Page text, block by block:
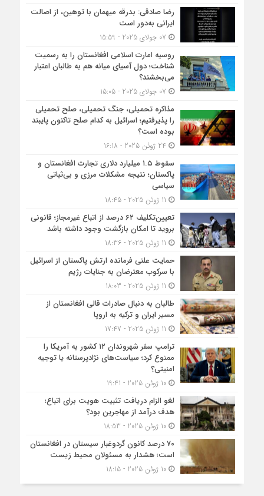
رضا صادقی: بدرقه میهمان با توهین، از اصالت
ایرانی به‌دور است
روسیه امارت اسلامی افغانستان را به رسمیت
شناخت؛ دول آسیای میانه هم به طالبان اعتبار
می‎‌بخشند؟
مذاکره تحمیلی، جنگ تحمیلی، صلح تحمیلی
را پذیرفتیم؛ اسرائیل به کدام صلح تاکنون پایبند
بوده است؟
سقوط ۱.۵ میلیارد دلاری تجارت افغانستان و
پاکستان؛ نتیجه مشکلات مرزی و بی‌ثباتی
سیاسی
تعیین‌تکلیف ۶۲ درصد از اتباع غیرمجاز؛ قانونی
بروید تا امکان بازگشت وجود داشته باشد
حمایت علنی فرمانده ارتش پاکستان از اسرائیل
با سرکوب معترضان به جنایات رژیم
طالبان به دنبال صادرات قالی افغانستان از
مسیر ایران و ترکیه به اروپا
ترامپ سفر شهروندان ۱۲ کشور به آمریکا را
ممنوع کرد؛ سیاست‌های نژادپرستانه یا توجیه
امنیتی؟
10 ژوئن 2025 - 19:41
لغو الزام دریافت تثبیت هویت برای اتباع؛
هدف درآمد از مهاجرین بود؟
10 ژوئن 2025 - 18:53
۷۰ درصد کانون گردوغبار سیستان در افغانستان
است؛ هشدار به مسئولان محیط زیست
10 ژوئن 2025 - 18:15